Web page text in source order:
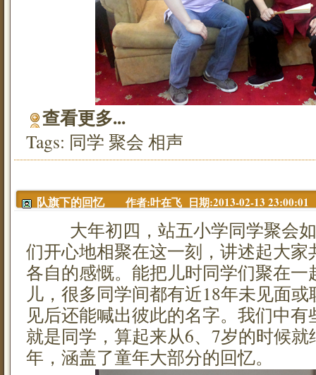
查看更多...
Tags: 同学 聚会 相声
队旗下的回忆 作者:叶在飞 日期:2013-02-13 23:00:01
大年初四，站五小学同学聚会如
们开心地相聚在这一刻，讲述起大
各自的感慨。能把儿时同学们聚在一
儿，很多同学间都有近18年未见面
见后还能喊出彼此的名字。我们中
就是同学，算起来从6、7岁的时候就
年，涵盖了童年大部分的回忆。